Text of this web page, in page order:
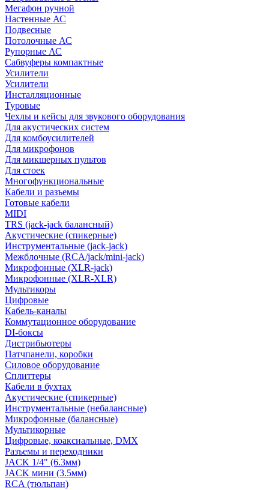
Мегафон ручной
Настенные АС
Подвесные
Потолочные АС
Рупорные АС
Сабвуферы компактные
Усилители
Усилители
Инсталляционные
Туровые
Чехлы и кейсы для звукового оборудования
Для акустических систем
Для комбоусилителей
Для микрофонов
Для микшерных пультов
Для стоек
Многофункциональные
Кабели и разъемы
Готовые кабели
MIDI
TRS (jack-jack балансный)
Акустические (спикерные)
Инструментальные (jack-jack)
Межблочные (RCA/jack/mini-jack)
Микрофонные (XLR-jack)
Микрофонные (XLR-XLR)
Мультикоры
Цифровые
Кабель-каналы
Коммутационное оборудование
DI-боксы
Дистрибьютеры
Патчпанели, коробки
Силовое оборудование
Сплиттеры
Кабели в бухтах
Акустические (спикерные)
Инструментальные (небалансные)
Микрофонные (балансные)
Мультикорные
Цифровые, коаксиальные, DMX
Разъемы и переходники
JACK 1/4" (6.3мм)
JACK мини (3.5мм)
RCA (тюльпан)